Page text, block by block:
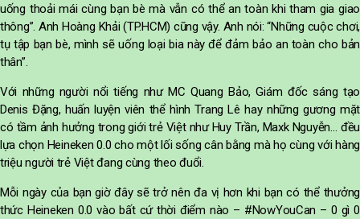
uống thoải mái cùng bạn bè mà vẫn có thể an toàn khi tham gia giao
thông”. Anh Hoàng Khải (TP.HCM) cũng vậy. Anh nói: “Những cuộc chơi,
tụ tập bạn bè, mình sẽ uống loại bia này để đảm bảo an toàn cho bản
thân”.
Với những người nổi tiếng như MC Quang Bảo, Giám đốc sáng tạo
Denis Đặng, huấn luyện viên thể hình Trang Lê hay những gương mặt
có tầm ảnh hưởng trong giới trẻ Việt như Huy Trần, Maxk Nguyễn… đều
lựa chọn Heineken 0.0 cho một lối sống cân bằng mà họ cùng với hàng
triệu người trẻ Việt đang cùng theo đuổi.
Mỗi ngày của bạn giờ đây sẽ trở nên đa vị hơn khi bạn có thể thưởng
thức Heineken 0.0 vào bất cứ thời điểm nào – #NowYouCan – 0 gì 0